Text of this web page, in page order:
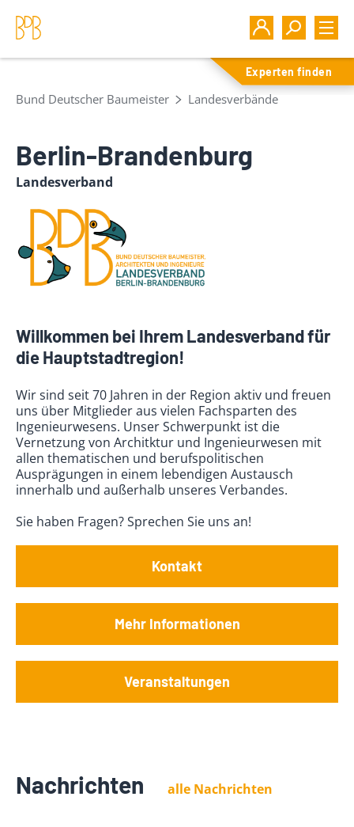
Experten finden
Bund Deutscher Baumeister Landesverbände
Berlin-Brandenburg
Landesverband
Willkommen bei Ihrem Landesverband für
die Hauptstadtregion!
Wir sind seit 70 Jahren in der Region aktiv und freuen
uns über Mitglieder aus vielen Fachsparten des
Ingenieurwesens. Unser Schwerpunkt ist die
Vernetzung von Architktur und Ingenieurwesen mit
allen thematischen und berufspolitischen
Ausprägungen in einem lebendigen Austausch
innerhalb und außerhalb unseres Verbandes.
Sie haben Fragen? Sprechen Sie uns an!
Veranstaltungen
Mehr Informationen
Kontakt
Nachrichten alle Nachrichten